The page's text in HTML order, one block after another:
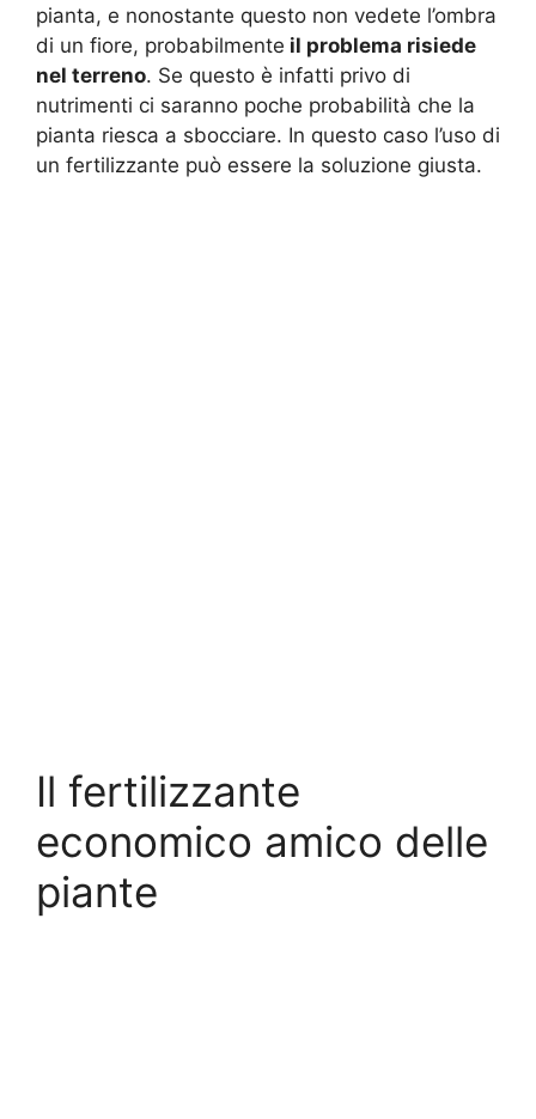
pianta, e nonostante questo non vedete l’ombra
di un fiore, probabilmente il problema risiede
nel terreno. Se questo è infatti privo di
nutrimenti ci saranno poche probabilità che la
pianta riesca a sbocciare. In questo caso l’uso di
un fertilizzante può essere la soluzione giusta.
Il fertilizzante
economico amico delle
piante